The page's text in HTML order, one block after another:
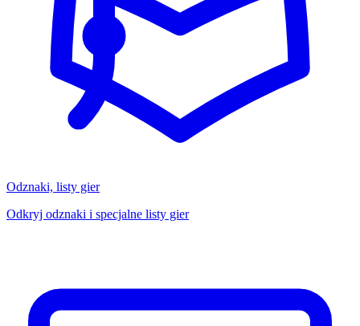
Odznaki, listy gier
Odkryj odznaki i specjalne listy gier